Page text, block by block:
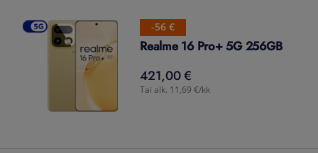
-56 €
Realme 16 Pro+ 5G 256GB
421,00 €
421,00€
Tai alk. 11,69 €/kk